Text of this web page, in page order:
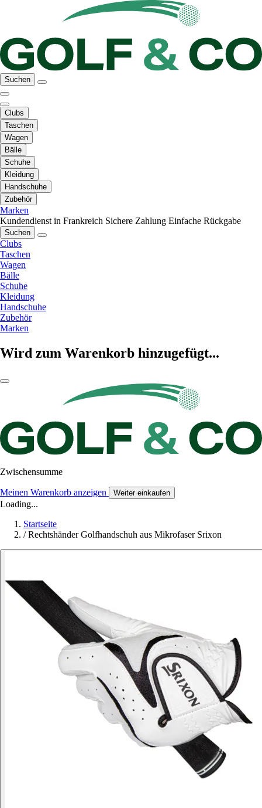
Suchen
Clubs
Taschen
Wagen
Bälle
Schuhe
Kleidung
Handschuhe
Zubehör
Marken
Kundendienst in Frankreich Sichere Zahlung Einfache Rückgabe
Suchen
Clubs
Taschen
Wagen
Bälle
Schuhe
Kleidung
Handschuhe
Zubehör
Marken
Wird zum Warenkorb hinzugefügt...
Zwischensumme
Meinen Warenkorb anzeigen Weiter einkaufen
Loading...
Startseite
/ Rechtshänder Golfhandschuh aus Mikrofaser Srixon